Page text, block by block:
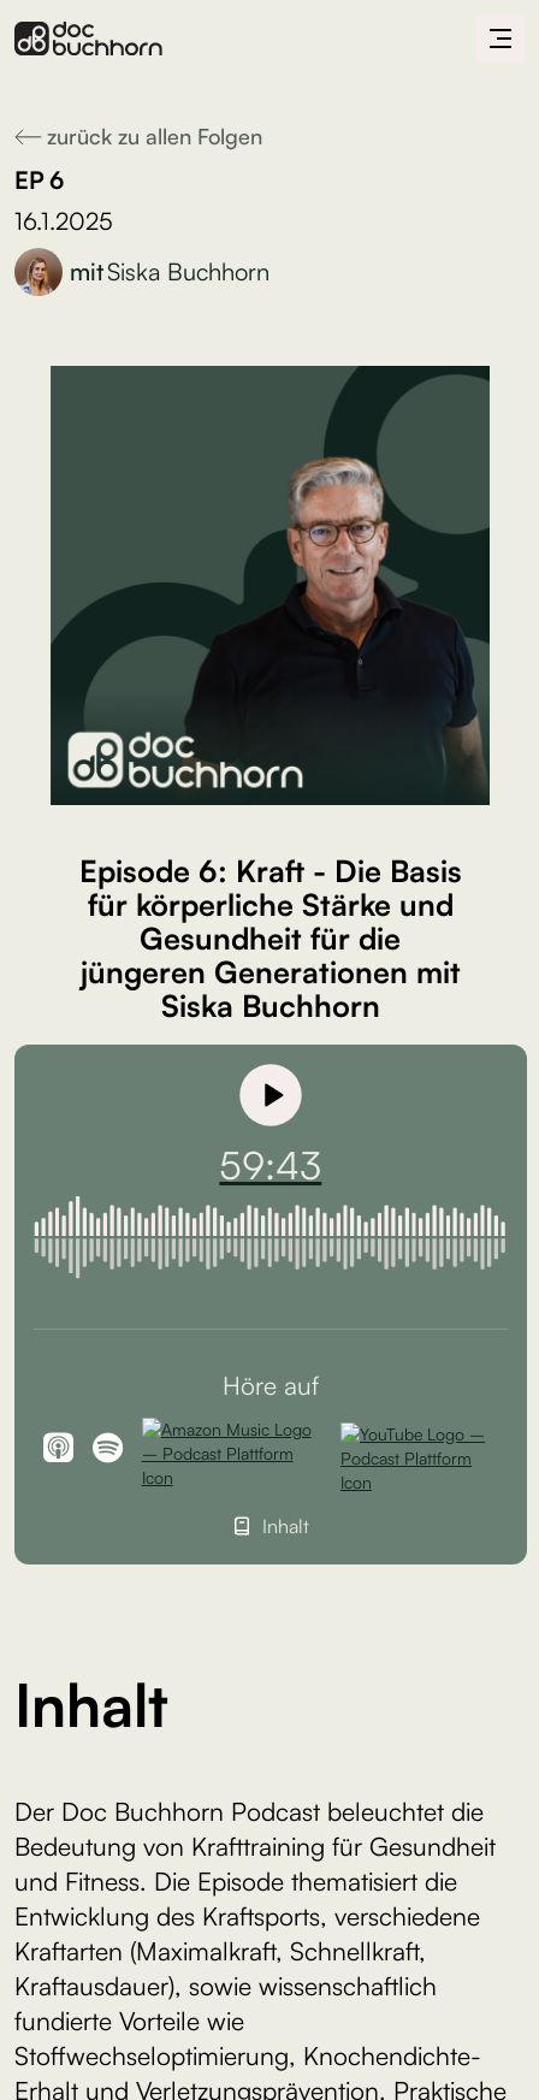
zurück zu allen Folgen
EP6
16.1.2025
mitSiska Buchhorn
Episode 6: Kraft - Die Basis
für körperliche Stärke und
Gesundheit für die
jüngeren Generationen mit
Siska Buchhorn
59:43
Höre auf
Inhalt
Inhalt
Der Doc Buchhorn Podcast beleuchtet die
Bedeutung von Krafttraining für Gesundheit
und Fitness. Die Episode thematisiert die
Entwicklung des Kraftsports, verschiedene
Kraftarten (Maximalkraft, Schnellkraft,
Kraftausdauer), sowie wissenschaftlich
fundierte Vorteile wie
Stoffwechseloptimierung, Knochendichte-
Erhalt und Verletzungsprävention. Praktische